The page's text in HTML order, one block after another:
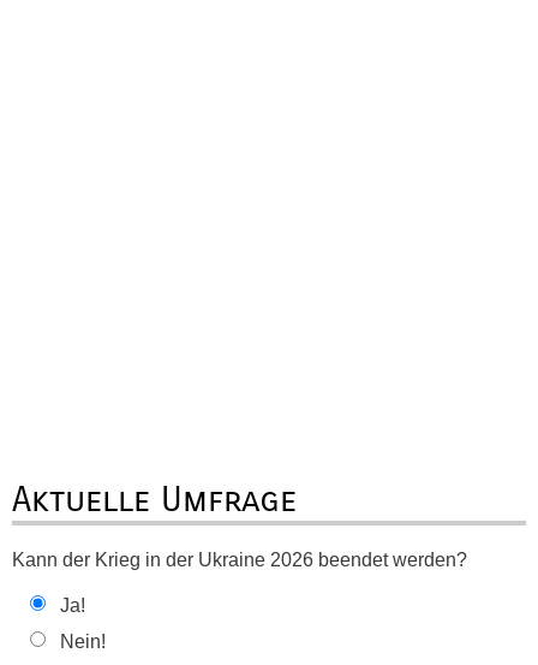
Aktuelle Umfrage
Kann der Krieg in der Ukraine 2026 beendet werden?
Ja!
Nein!